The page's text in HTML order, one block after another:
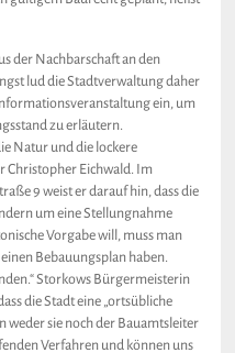
der Nachbarschaft an den
lud die Stadtverwaltung daher
ein, um
zu erläutern.
Natur und die lockere
Christopher Eichwald. Im
9 weist er darauf hin, dass die
um eine Stellungnahme
Vorgabe will, muss man
Bebauungsplan haben.
Storkows Bürgermeisterin
die Stadt eine „ortsübliche
weder sie noch der Bauamtsleiter
Verfahren und können uns